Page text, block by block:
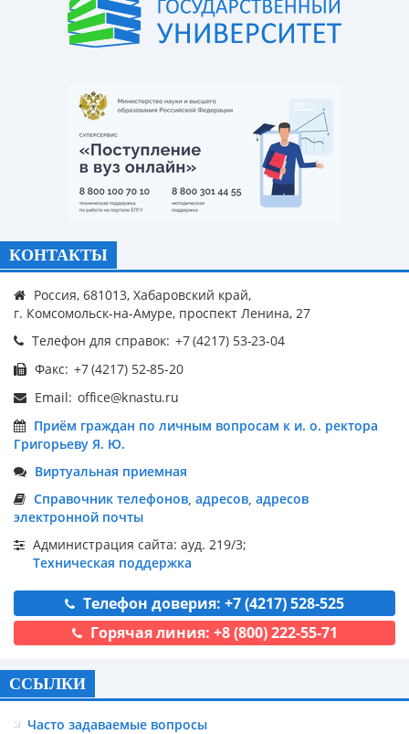
КОНТАКТЫ
Россия, 681013, Хабаровский край,
г. Комсомольск-на-Амуре, проспект Ленина, 27
Телефон для справок:
Факс:
Email:
Приём граждан по личным вопросам к и. о. ректора
Григорьеву Я. Ю.
Виртуальная приемная
Справочник телефонов, адресов, адресов
электронной почты
Администрация сайта: ауд. 219/3;
Техническая поддержка
Телефон доверия: +7 (4217) 528-525
Горячая линия: +8 (800) 222-55-71
ССЫЛКИ
Часто задаваемые вопросы